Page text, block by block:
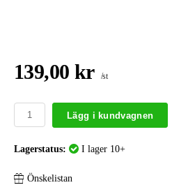
139,00 kr /st
Lägg i kundvagnen
Lagerstatus: I lager 10+
Önskelistan